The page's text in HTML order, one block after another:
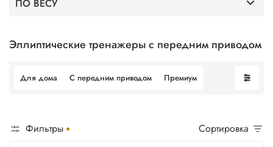
Эллиптические тренажеры с передним приводом
Для дома С передним приводом Премиум
Фильтры Сортировка
Премиум
С передним приводом
ПО ВЕСУ
Для веса 150 кг